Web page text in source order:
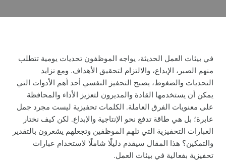
في بيئات العمل الحديثة، يواجه الموظفون تحديات يومية تتطلب
منهم الصبر، الإبداع، والالتزام لتحقيق الأهداف. ومع تزايد
التحديات والضغوط، يصبح التحفيز النفسي أحد أهم الأدوات التي
يمكن أن يستخدمها القادة والمديرون لتعزيز الأداء والمحافظة
على معنويات الفرق العاملة. الكلمات تحفيزية ليست مجرد جمل
عابرة؛ بل هي طاقة تدفع نحو الإنتاجية والإبداع. لكن كيف نختار
العبارات التحفيزية التي تلهم الموظفين وتجعلهم يشعرون بالتقدير
والتمكين؟ هذا المقال سيقدم دليلًا شاملًا لاستخدام عبارات
تحفيزية بفعالية في بيئات العمل.